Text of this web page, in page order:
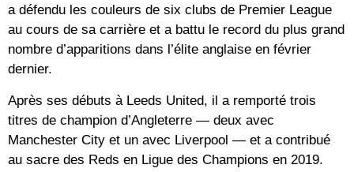
a défendu les couleurs de six clubs de Premier League
au cours de sa carrière et a battu le record du plus grand
nombre d’apparitions dans l’élite anglaise en février
dernier.
Après ses débuts à Leeds United, il a remporté trois
titres de champion d’Angleterre — deux avec
Manchester City et un avec Liverpool — et a contribué
au sacre des Reds en Ligue des Champions en 2019.